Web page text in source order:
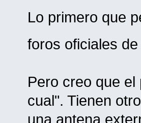
Lo primero que
foros oficiales
Pero creo que
cual". Tienen
una antena